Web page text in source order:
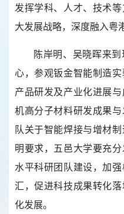
发挥学科、人才、技术
大发展战略，深度融入粤
陈岸明、吴晓晖来
心，参观钣金智能制造
产品研发及产业化进展
机高分子材料研发成果
队关于智能焊接与增材
明要求，五邑大学要充
水平科研团队建设，加
汇，促进科技成果转化
化发展。